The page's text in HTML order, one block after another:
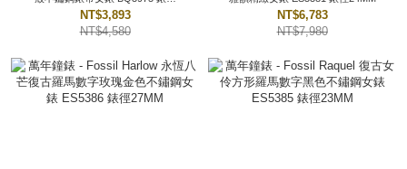
23MM
NT$3,893
NT$4,580
NT$6,783
NT$7,980